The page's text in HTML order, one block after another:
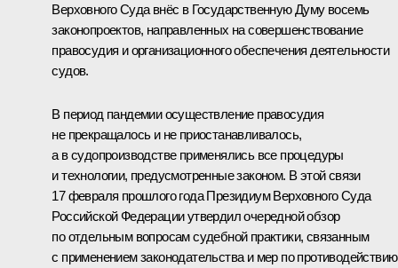
Верховного Суда внёс в Государственную Думу восемь
законопроектов, направленных на совершенствование
правосудия и организационного обеспечения деятельности
судов.
В период пандемии осуществление правосудия
не прекращалось и не приостанавливалось,
а в судопроизводстве применялись все процедуры
и технологии, предусмотренные законом. В этой связи
17 февраля прошлого года Президиум Верховного Суда
Российской Федерации утвердил очередной обзор
по отдельным вопросам судебной практики, связанным
с применением законодательства и мер по противодействию